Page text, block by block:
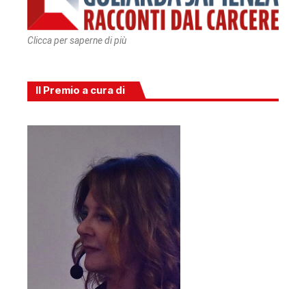
Clicca per saperne di più
Il Premio a cura di